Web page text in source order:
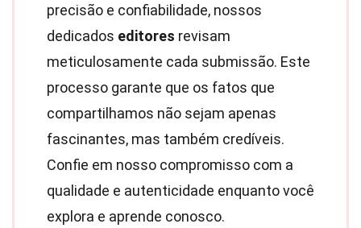
precisão e confiabilidade, nossos
dedicados editores revisam
meticulosamente cada submissão. Este
processo garante que os fatos que
compartilhamos não sejam apenas
fascinantes, mas também credíveis.
Confie em nosso compromisso com a
qualidade e autenticidade enquanto você
explora e aprende conosco.